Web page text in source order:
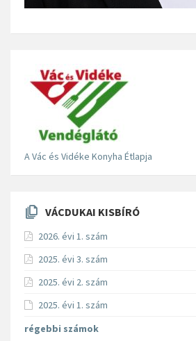
A Vác és Vidéke Konyha Étlapja
VÁCDUKAI KISBÍRÓ
2026. évi 1. szám
2025. évi 3. szám
2025. évi 2. szám
2025. évi 1. szám
régebbi számok